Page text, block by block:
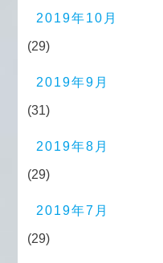
2019年10月
(29)
2019年9月
(31)
2019年8月
(29)
2019年7月
(29)